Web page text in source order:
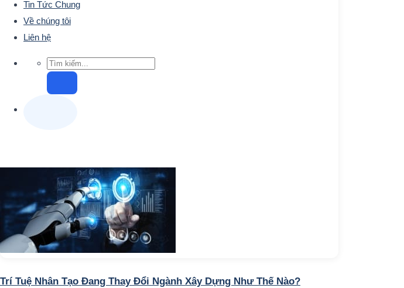
Tin Tức Chung
Về chúng tôi
Liên hệ
Trí Tuệ Nhân Tạo Đang Thay Đổi Ngành Xây Dựng Như Thế Nào?